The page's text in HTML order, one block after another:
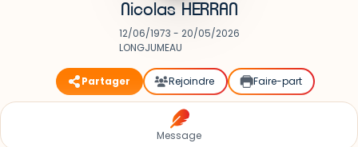
Nicolas HERRAN
12/06/1973 - 20/05/2026
LONGJUMEAU
Partager Rejoindre Faire-part
Message